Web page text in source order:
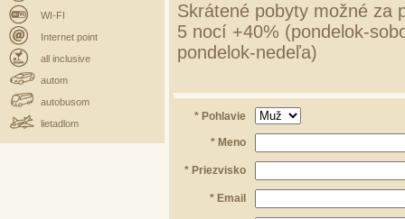
WI-FI
Internet point
all inclusive
autom
autobusom
lietadlom
Skrátené pobyty možné za
5 nocí +40% (pondelok-
pondelok-nedeľa)
* Pohlavie
* Meno
* Priezvisko
* Email